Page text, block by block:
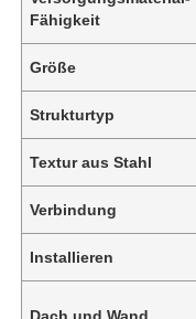
Fähigkeit
Größe
Strukturtyp
Textur aus Stahl
Verbindung
Installieren
Dach und Wand